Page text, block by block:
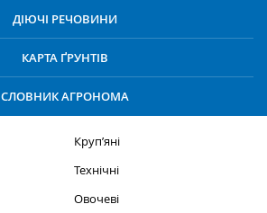
ДІЮЧІ РЕЧОВИНИ
КАРТА ҐРУНТІВ
СЛОВНИК АГРОНОМА
Круп’яні
Технічні
Овочеві